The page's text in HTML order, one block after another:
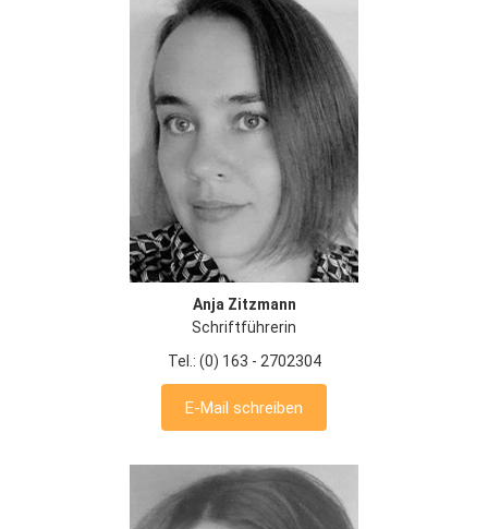
Anja Zitzmann
Schriftführerin
Tel.: (0) 163 - 2702304
E-Mail schreiben